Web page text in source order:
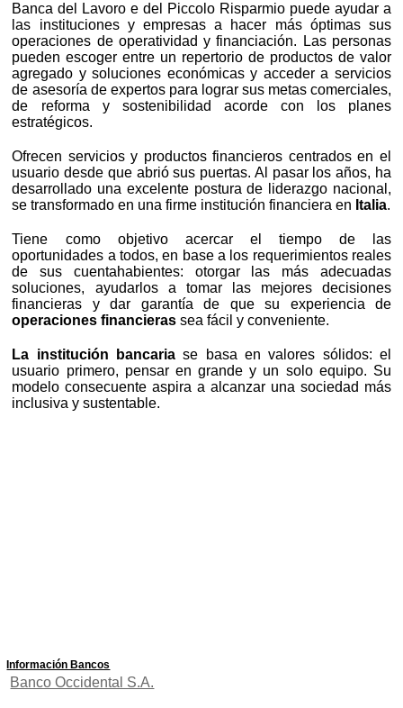
Banca del Lavoro e del Piccolo Risparmio puede ayudar a
las instituciones y empresas a hacer más óptimas sus
operaciones de operatividad y financiación. Las personas
pueden escoger entre un repertorio de productos de valor
agregado y soluciones económicas y acceder a servicios
de asesoría de expertos para lograr sus metas comerciales,
de reforma y sostenibilidad acorde con los planes
estratégicos.
Ofrecen servicios y productos financieros centrados en el
usuario desde que abrió sus puertas. Al pasar los años, ha
desarrollado una excelente postura de liderazgo nacional,
se transformado en una firme institución financiera en Italia.
Tiene como objetivo acercar el tiempo de las
oportunidades a todos, en base a los requerimientos reales
de sus cuentahabientes: otorgar las más adecuadas
soluciones, ayudarlos a tomar las mejores decisiones
financieras y dar garantía de que su experiencia de
operaciones financieras sea fácil y conveniente.
La institución bancaria se basa en valores sólidos: el
usuario primero, pensar en grande y un solo equipo. Su
modelo consecuente aspira a alcanzar una sociedad más
inclusiva y sustentable.
Información Bancos
Banco Occidental S.A.